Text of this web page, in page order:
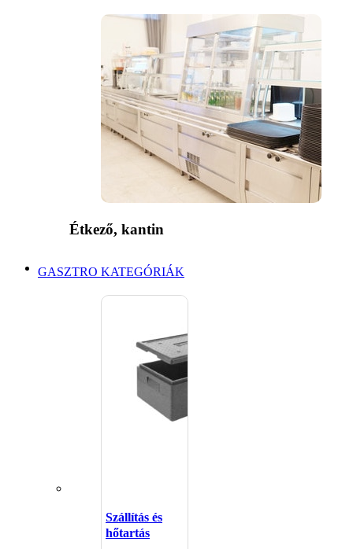
Étkező, kantin
GASZTRO KATEGÓRIÁK
Szállítás és
hőtartás